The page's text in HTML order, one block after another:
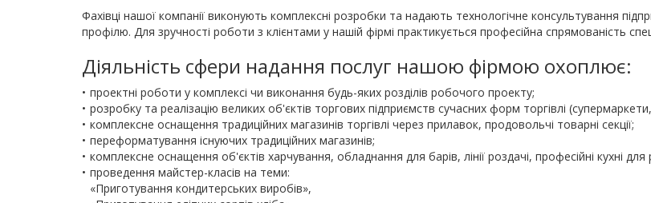
Фахівці нашої компанії виконують комплексні розробки та надають технологічне консультування
профілю. Для зручності роботи з клієнтами у нашій фірмі практикується професійна спрямованість
Діяльність сфери надання послуг нашою фірмою охоплює:
• проектні роботи у комплексі чи виконання будь-яких розділів робочого проекту;
• розробку та реалізацію великих об'єктів торгових підприємств сучасних форм торгівлі
• комплексне оснащення традиційних магазинів торгівлі через прилавок, продовольчі товарні секції;
• переформатування існуючих традиційних магазинів;
• комплексне оснащення об'єктів харчування, обладнання для барів, лінії роздачі, професійні кухні для
• проведення майстер-класів на теми:
«Приготування кондитерських виробів»,